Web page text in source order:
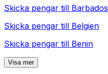
Skicka pengar till Barbados
Skicka pengar till Belgien
Skicka pengar till Benin
Visa mer